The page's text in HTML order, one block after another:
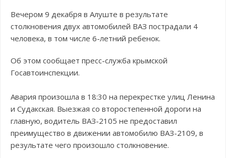
Вечером 9 декабря в Алуште в результате
столкновения двух автомобилей ВАЗ пострадали 4
человека, в том числе 6-летний ребенок.
Об этом сообщает пресс-служба крымской
Госавтоинспекции.
Авария произошла в 18:30 на перекрестке улиц Ленина
и Судакская. Выезжая со второстепенной дороги на
главную, водитель ВАЗ-2105 не предоставил
преимущество в движении автомобилю ВАЗ-2109, в
результате чего произошло столкновение.